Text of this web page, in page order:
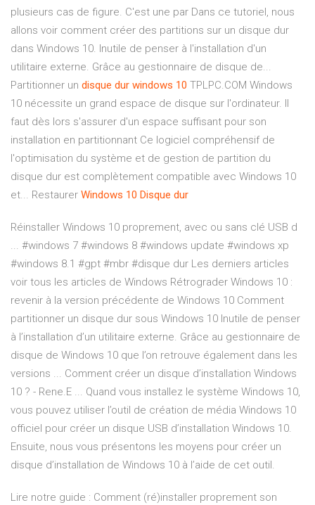
plusieurs cas de figure. C'est une par Dans ce tutoriel, nous
allons voir comment créer des partitions sur un disque dur
dans Windows 10. Inutile de penser à l'installation d'un
utilitaire externe. Grâce au gestionnaire de disque de...
Partitionner un disque dur windows 10 TPLPC.COM Windows
10 nécessite un grand espace de disque sur l'ordinateur. Il
faut dès lors s'assurer d'un espace suffisant pour son
installation en partitionnant Ce logiciel compréhensif de
l'optimisation du système et de gestion de partition du
disque dur est complètement compatible avec Windows 10
et... Restaurer Windows 10 Disque dur
Réinstaller Windows 10 proprement, avec ou sans clé USB d
... #windows 7 #windows 8 #windows update #windows xp
#windows 8.1 #gpt #mbr #disque dur Les derniers articles
voir tous les articles de Windows Rétrograder Windows 10 :
revenir à la version précédente de Windows 10 Comment
partitionner un disque dur sous Windows 10 Inutile de penser
à l’installation d’un utilitaire externe. Grâce au gestionnaire de
disque de Windows 10 que l’on retrouve également dans les
versions ... Comment créer un disque d’installation Windows
10 ? - Rene.E ... Quand vous installez le système Windows 10,
vous pouvez utiliser l’outil de création de média Windows 10
officiel pour créer un disque USB d’installation Windows 10.
Ensuite, nous vous présentons les moyens pour créer un
disque d’installation de Windows 10 à l’aide de cet outil.
Lire notre guide : Comment (ré)installer proprement son